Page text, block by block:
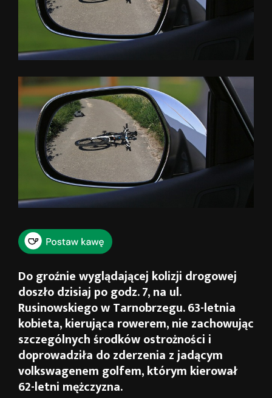
Do groźnie wyglądającej kolizji drogowej
doszło dzisiaj po godz. 7, na ul.
Rusinowskiego w Tarnobrzegu. 63-letnia
kobieta, kierująca rowerem, nie zachowując
szczególnych środków ostrożności i
doprowadziła do zderzenia z jadącym
volkswagenem golfem, którym kierował
62-letni mężczyzna.